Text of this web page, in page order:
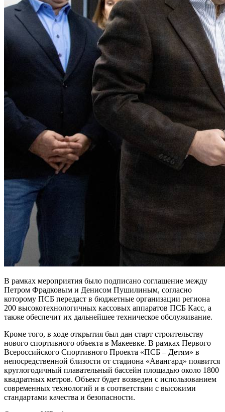
В рамках мероприятия было подписано соглашение между
Петром Фрадковым и Денисом Пушилиным, согласно
которому ПСБ передаст в бюджетные организации региона
200 высокотехнологичных кассовых аппаратов ПСБ Касс, а
также обеспечит их дальнейшее техническое обслуживание.
Кроме того, в ходе открытия был дан старт строительству
нового спортивного объекта в Макеевке. В рамках Первого
Всероссийского Спортивного Проекта «ПСБ – Детям» в
непосредственной близости от стадиона «Авангард» появится
круглогодичный плавательный бассейн площадью около 1800
квадратных метров. Объект будет возведен с использованием
современных технологий и в соответствии с высокими
стандартами качества и безопасности.